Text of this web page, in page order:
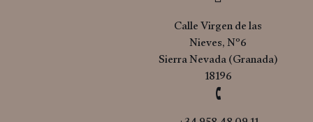
Calle Virgen de las
Nieves, Nº6
Sierra Nevada (Granada)
18196